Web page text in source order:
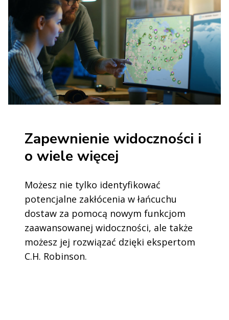
Zapewnienie widoczności i
o wiele więcej
Możesz nie tylko identyfikować
potencjalne zakłócenia w łańcuchu
dostaw za pomocą nowym funkcjom
zaawansowanej widoczności, ale także
możesz jej rozwiązać dzięki ekspertom
C.H. Robinson.